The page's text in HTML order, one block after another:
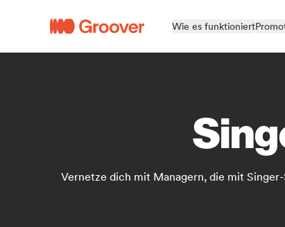
Wie es funktioniert
Vernetze dich mit Managern, die mit